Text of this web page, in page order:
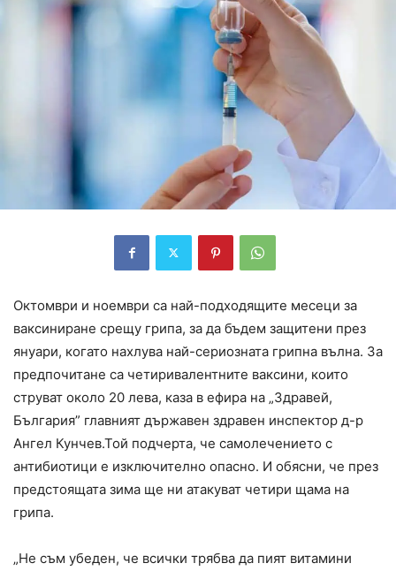
Октомври и ноември са най-подходящите месеци за
ваксиниране срещу грипа, за да бъдем защитени през
януари, когато нахлува най-сериозната грипна вълна. За
предпочитане са четиривалентните ваксини, които
струват около 20 лева, каза в ефира на „Здравей,
България” главният държавен здравен инспектор д-р
Ангел Кунчев.Той подчерта, че самолечението с
антибиотици е изключително опасно. И обясни, че през
предстоящата зима ще ни атакуват четири щама на
грипа.
„Не съм убеден, че всички трябва да пият витамини